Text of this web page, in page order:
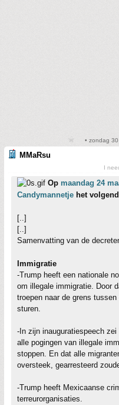
• zondag
MMaRsu
I
Op maandag 24
Candymannetje het
[..]
[..]
Samenvatting van de
Immigratie
-Trump heeft een nationale
om illegale immigratie. Door
troepen naar de grens
sturen.
-In zijn inauguratiespeech
alle pogingen van illegale
stoppen. En dat alle
oversteek, gearresteerd
-Trump heeft Mexicaanse
terreurorganisaties.